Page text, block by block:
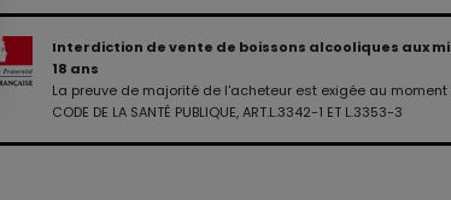
Interdiction de vente de boissons alcooliques aux
18 ans
La preuve de majorité de l'acheteur est exigée au
CODE DE LA SANTÉ PUBLIQUE, ART.L.3342-1 ET L.3353-3